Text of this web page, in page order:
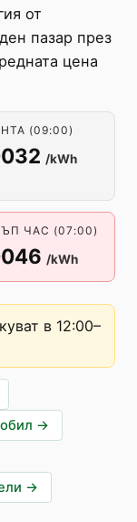
от
пазар през
цена
(09:00)
/kWh
ЧАС (07:00)
/kWh
в 12:00–
→
→